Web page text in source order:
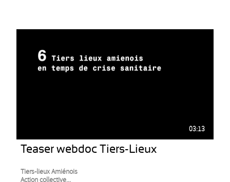
03:13
Teaser webdoc Tiers-Lieux
Tiers-lieux Amiénois
Action collective...